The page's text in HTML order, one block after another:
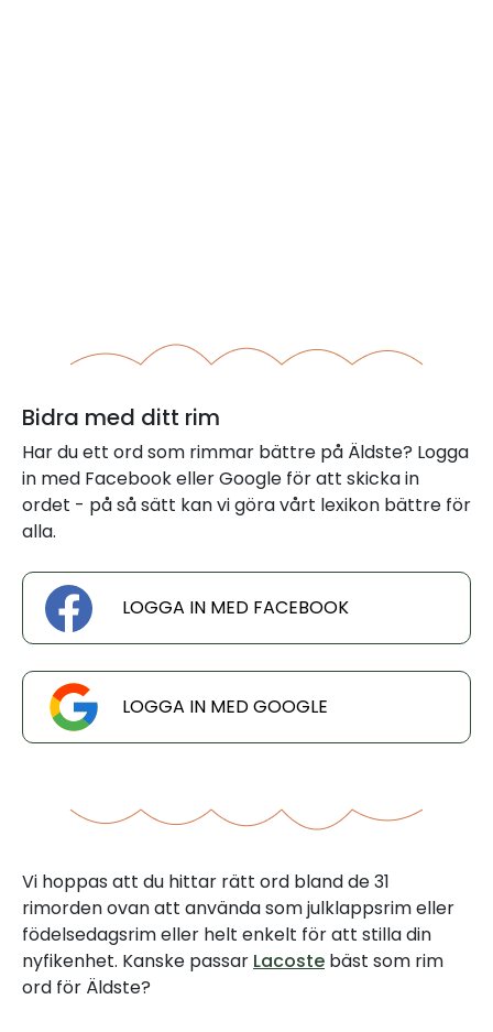
Bidra med ditt rim
Har du ett ord som rimmar bättre på Äldste? Logga
in med Facebook eller Google för att skicka in
ordet - på så sätt kan vi göra vårt lexikon bättre för
alla.
LOGGA IN MED FACEBOOK
LOGGA IN MED GOOGLE
Vi hoppas att du hittar rätt ord bland de 31
rimorden ovan att använda som julklappsrim eller
födelsedagsrim eller helt enkelt för att stilla din
nyfikenhet. Kanske passar Lacoste bäst som rim
ord för Äldste?